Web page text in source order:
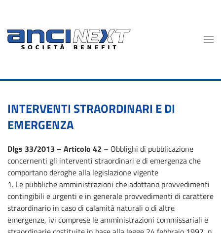
Skip to main content
INTERVENTI STRAORDINARI E DI
EMERGENZA
Dlgs 33/2013 – Articolo 42 – Obblighi di pubblicazione
concernenti gli interventi straordinari e di emergenza che
comportano deroghe alla legislazione vigente
1. Le pubbliche amministrazioni che adottano provvedimenti
contingibili e urgenti e in generale provvedimenti di carattere
straordinario in caso di calamità naturali o di altre
emergenze, ivi comprese le amministrazioni commissariali e